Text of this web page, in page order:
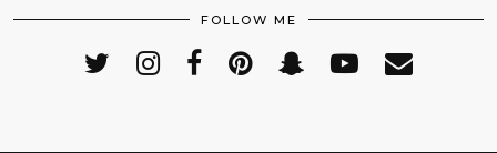
FOLLOW ME